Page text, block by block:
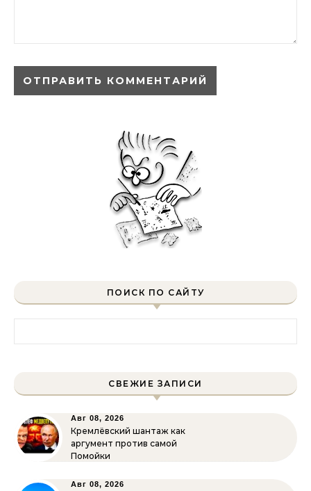
ПОИСК ПО САЙТУ
СВЕЖИЕ ЗАПИСИ
Авг 08, 2026
Кремлёвский шантаж как
аргумент против самой
Помойки
Авг 08, 2026